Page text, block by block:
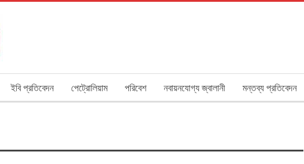
ইবি প্রতিবেদন পেট্রোলিয়াম পরিবেশ নবায়নযোগ্য জ্বালানী মন্তব্য প্রতিবেদন